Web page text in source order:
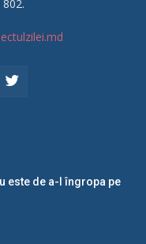
este de a-l îngropa pe